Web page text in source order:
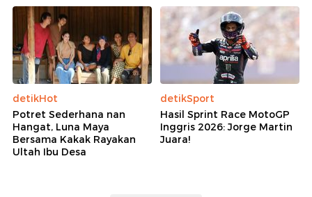
detikHot
Potret Sederhana nan
Hangat, Luna Maya
Bersama Kakak Rayakan
Ultah Ibu Desa
detikSport
Hasil Sprint Race MotoGP
Inggris 2026: Jorge Martin
Juara!